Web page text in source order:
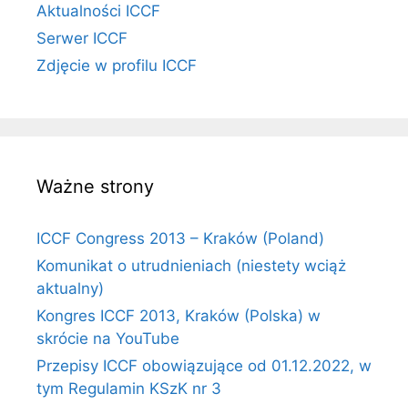
Aktualności ICCF
Serwer ICCF
Zdjęcie w profilu ICCF
Ważne strony
ICCF Congress 2013 – Kraków (Poland)
Komunikat o utrudnieniach (niestety wciąż
aktualny)
Kongres ICCF 2013, Kraków (Polska) w
skrócie na YouTube
Przepisy ICCF obowiązujące od 01.12.2022, w
tym Regulamin KSzK nr 3